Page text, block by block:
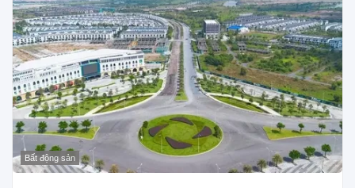
Bất động sản